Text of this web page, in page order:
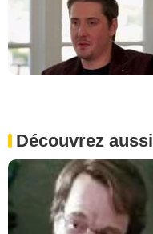
Découvrez aussi